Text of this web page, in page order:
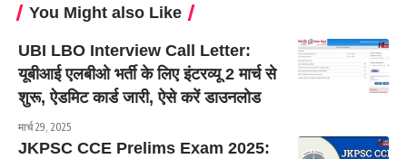
You Might also Like
UBI LBO Interview Call Letter:
यूबीआई एलबीओ भर्ती के लिए इंटरव्यू 2 मार्च से
शुरू, ऐडमिट कार्ड जारी, ऐसे करें डाउनलोड
मार्च 29, 2025
JKPSC CCE Prelims Exam 2025: